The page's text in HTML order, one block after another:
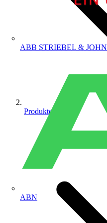
ABB STRIEBEL & JOHN
ABN
Produkte